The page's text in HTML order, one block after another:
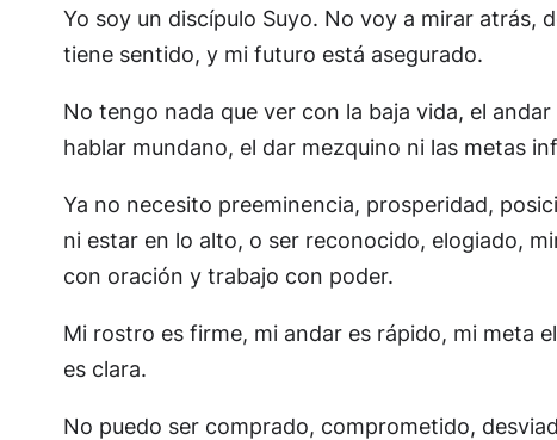
Yo soy un discípulo Suyo. No voy a mirar atrás,
tiene sentido, y mi futuro está asegurado.
No tengo nada que ver con la baja vida, el
hablar mundano, el dar mezquino ni las metas
Ya no necesito preeminencia, prosperidad,
ni estar en lo alto, o ser reconocido, elogiado,
con oración y trabajo con poder.
Mi rostro es firme, mi andar es rápido, mi meta
es clara.
No puedo ser comprado, comprometido,